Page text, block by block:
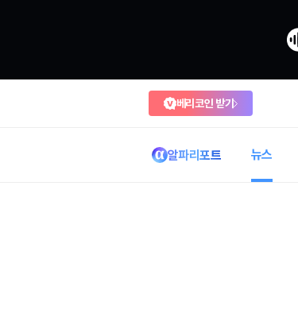
베리코인 받기
알파리포트 뉴스